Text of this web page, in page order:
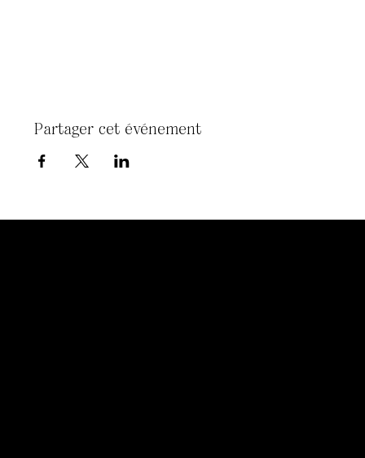
Partager cet événement